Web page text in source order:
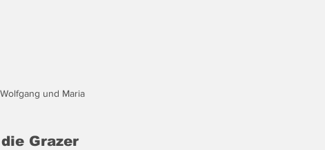
und Maria
Grazer